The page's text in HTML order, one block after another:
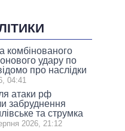
комбінованого
удару по
про наслідки
04:41
атаки рф
забруднення
та струмка
2026, 21:12